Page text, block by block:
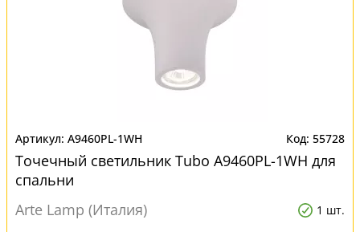
A9460PL-1WH 55728
Точечный светильник Tubo A9460PL-1WH для
спальни
Arte Lamp (Италия)
1 шт.